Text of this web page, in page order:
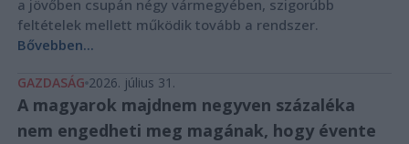
a jövőben csupán négy vármegyében, szigorúbb
feltételek mellett működik tovább a rendszer.
Bővebben...
GAZDASÁG 2026. július 31.
A magyarok majdnem negyven százaléka
nem engedheti meg magának, hogy évente